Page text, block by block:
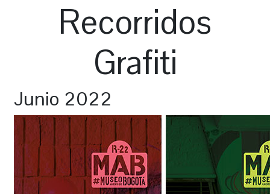
la
navegación
Recorridos
Grafiti
Junio 2022